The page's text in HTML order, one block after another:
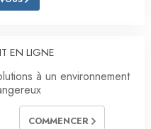
EN LIGNE
à un environnement
COMMENCER